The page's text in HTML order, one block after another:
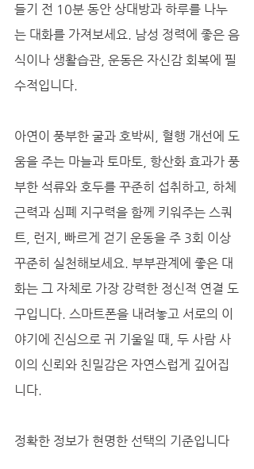
들기 전 10분 동안 상대방과 하루를 나누
는 대화를 가져보세요. 남성 정력에 좋은 음
식이나 생활습관, 운동은 자신감 회복에 필
수적입니다.
아연이 풍부한 굴과 호박씨, 혈행 개선에 도
움을 주는 마늘과 토마토, 항산화 효과가 풍
부한 석류와 호두를 꾸준히 섭취하고, 하체
근력과 심폐 지구력을 함께 키워주는 스쿼
트, 런지, 빠르게 걷기 운동을 주 3회 이상
꾸준히 실천해보세요. 부부관계에 좋은 대
화는 그 자체로 가장 강력한 정신적 연결 도
구입니다. 스마트폰을 내려놓고 서로의 이
야기에 진심으로 귀 기울일 때, 두 사람 사
이의 신뢰와 친밀감은 자연스럽게 깊어집
니다.
정확한 정보가 현명한 선택의 기준입니다